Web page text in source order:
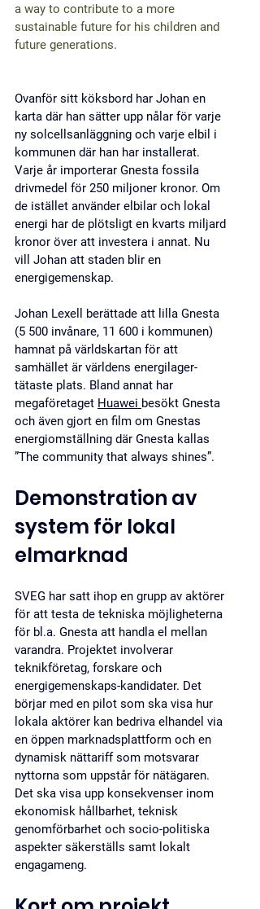
a way to contribute to a more
sustainable future for his children and
future generations.
Ovanför sitt köksbord har Johan en
karta där han sätter upp nålar för varje
ny solcellsanläggning och varje elbil i
kommunen där han har installerat.
Varje år importerar Gnesta fossila
drivmedel för 250 miljoner kronor. Om
de istället använder elbilar och lokal
energi har de plötsligt en kvarts miljard
kronor över att investera i annat. Nu
vill Johan att staden blir en
energigemenskap.
Johan Lexell berättade att lilla Gnesta
(5 500 invånare, 11 600 i kommunen)
hamnat på världskartan för att
samhället är världens energilager-
tätaste plats. Bland annat har
megaföretaget Huawei besökt Gnesta
och även gjort en film om Gnestas
energiomställning där Gnesta kallas
”The community that always shines”.
Demonstration av
system för lokal
elmarknad
SVEG har satt ihop en grupp av aktörer
för att testa de tekniska möjligheterna
för bl.a. Gnesta att handla el mellan
varandra. Projektet involverar
teknikföretag, forskare och
energigemenskaps-kandidater. Det
börjar med en pilot som ska visa hur
lokala aktörer kan bedriva elhandel via
en öppen marknadsplattform och en
dynamisk nättariff som motsvarar
nyttorna som uppstår för nätägaren.
Det ska visa upp konsekvenser inom
ekonomisk hållbarhet, teknisk
genomförbarhet och socio-politiska
aspekter säkerställs samt lokalt
engagameng.